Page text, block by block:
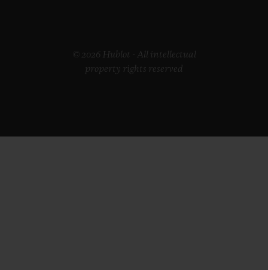
© 2026 Hublot - All intellectual
property rights reserved